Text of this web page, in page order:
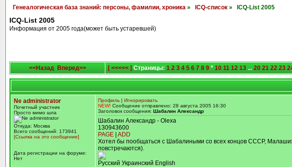
Генеалогическая база знаний: персоны, фамилии, хроника» ICQ-список» ICQ-List 2005
ICQ-List 2005
Информация от 2005 года(может быть устаревшей)
<<Назад Вперед>> [ <<<<< ] Страницы: 1 2 3 4 5 6 7 8 9* 10 11 12 13... 20 21 22 23
Ne administrator
Почетный участник
Просто мимо шла
Откуда: Москва
Всего сообщений: 173941
[Ссылка на это сообщение]
Дата регистрации на форуме:
Нет
Профиль| Игнорировать
NEW! Сообщение отправлено: 28 августа 2005 16:30
Заголовок сообщения: Шабалин Александр
Шабалин Александр - Olexa
130943600
PAGE| ADD
Хотел бы пообщаться с Шабалиными со всех концов СССР,
повстречаются).
Русский Украинский English